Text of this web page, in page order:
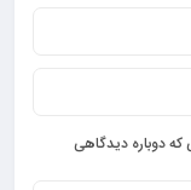
که دوباره دیدگاهی